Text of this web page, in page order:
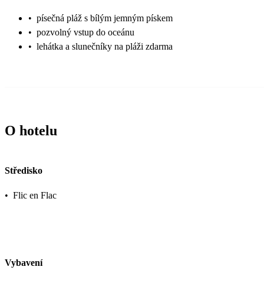
• písečná pláž s bílým jemným pískem
• pozvolný vstup do oceánu
• lehátka a slunečníky na pláži zdarma
O hotelu
Středisko
• Flic en Flac
Vybavení